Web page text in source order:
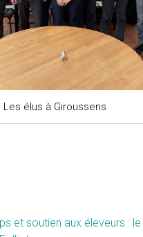
Les élus à Giroussens
et soutien aux éleveurs :